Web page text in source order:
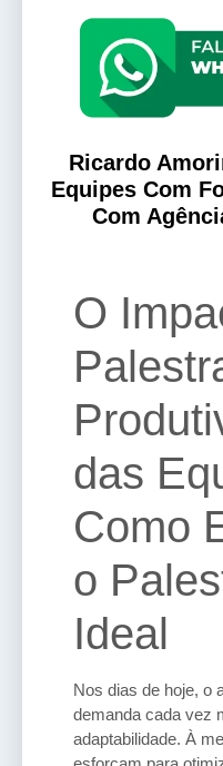
Ricardo
Equipes Com
Com
O
das
Como
o
Ideal
Nos dias de hoje, o
demanda cada vez
adaptabilidade. À